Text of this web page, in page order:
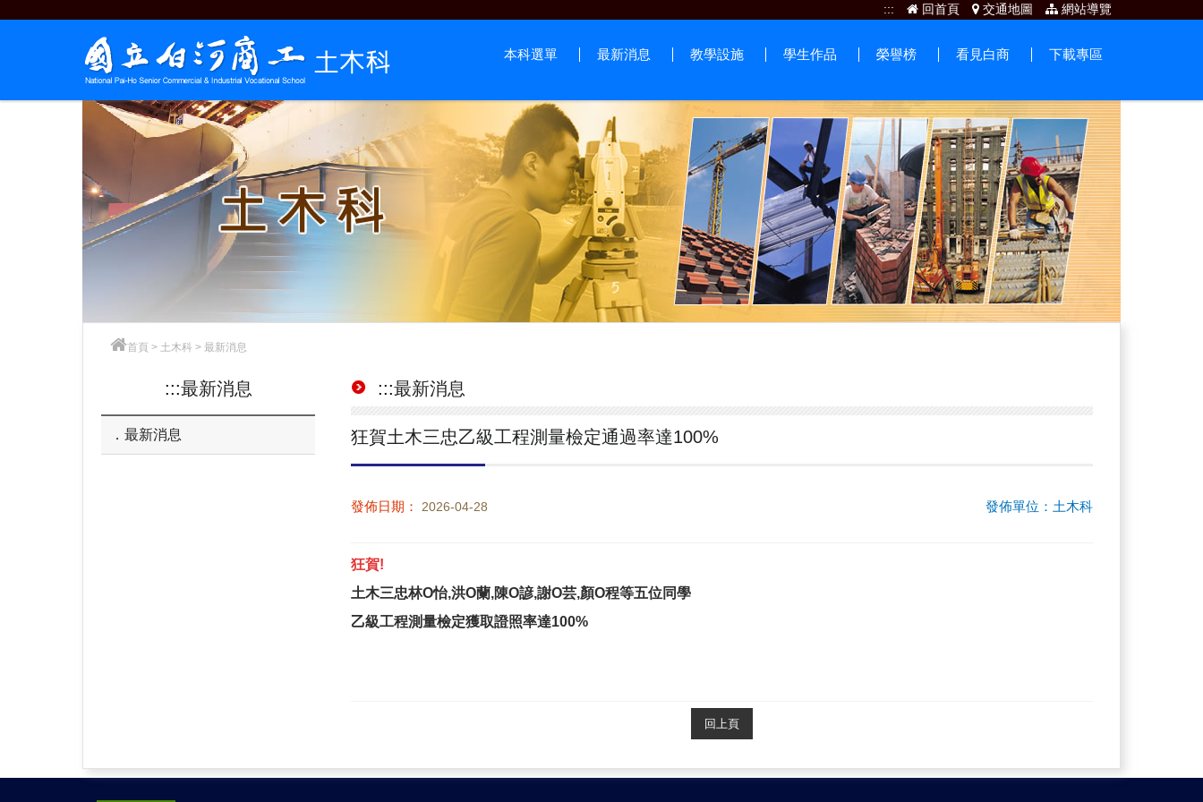
到
::: 回首頁 交通地圖 網站導覽
本科選單 最新消息 教學設施 學生作品 榮譽榜 看見白商 下載專區
首頁 > 土木科 > 最新消息
:::最新消息
最新消息
:::最新消息
狂賀土木三忠乙級工程測量檢定通過率達100%
發佈日期： 2026-04-28 發佈單位：土木科
狂賀!
土木三忠林O怡,洪O蘭,陳O諺,謝O芸,顏O程等五位同學
乙級工程測量檢定獲取證照率達100%
回上頁